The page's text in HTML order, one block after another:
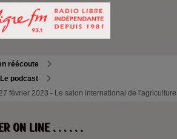
réécoute
podcast
février 2023 - Le salon international de l'agriculture
ON LINE . . . . . .